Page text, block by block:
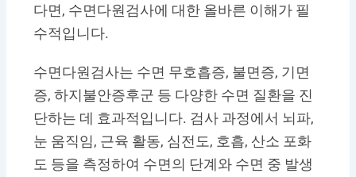
다면, 수면다원검사에 대한 올바른 이해가 필
수적입니다.
수면다원검사는 수면 무호흡증, 불면증, 기면
증, 하지불안증후군 등 다양한 수면 질환을 진
단하는 데 효과적입니다. 검사 과정에서 뇌파,
눈 움직임, 근육 활동, 심전도, 호흡, 산소 포화
도 등을 측정하여 수면의 단계와 수면 중 발생